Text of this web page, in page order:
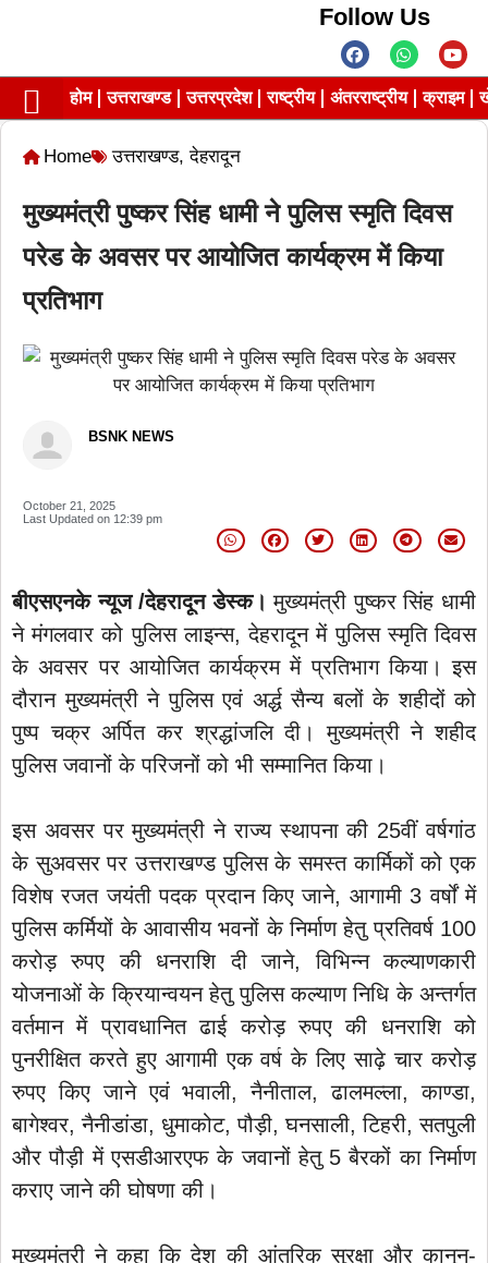
Follow Us
होम उत्तराखण्ड उत्तरप्रदेश राष्ट्रीय अंतरराष्ट्रीय क्राइम
Home उत्तराखण्ड,देहरादून
मुख्यमंत्री पुष्कर सिंह धामी ने पुलिस स्मृति दिवस
परेड के अवसर पर आयोजित कार्यक्रम में किया
प्रतिभाग
BSNK NEWS
October 21, 2025
Last Updated on 12:39 pm
बीएसएनके न्यूज /देहरादून डेस्क। मुख्यमंत्री पुष्कर सिंह धामी
ने मंगलवार को पुलिस लाइन्स, देहरादून में पुलिस स्मृति दिवस
के अवसर पर आयोजित कार्यक्रम में प्रतिभाग किया। इस
दौरान मुख्यमंत्री ने पुलिस एवं अर्द्ध सैन्य बलों के शहीदों को
पुष्प चक्र अर्पित कर श्रद्धांजलि दी। मुख्यमंत्री ने शहीद
पुलिस जवानों के परिजनों को भी सम्मानित किया।
इस अवसर पर मुख्यमंत्री ने राज्य स्थापना की 25वीं वर्षगांठ
के सुअवसर पर उत्तराखण्ड पुलिस के समस्त कार्मिकों को एक
विशेष रजत जयंती पदक प्रदान किए जाने, आगामी 3 वर्षों में
पुलिस कर्मियों के आवासीय भवनों के निर्माण हेतु प्रतिवर्ष 100
करोड़ रुपए की धनराशि दी जाने, विभिन्न कल्याणकारी
योजनाओं के क्रियान्वयन हेतु पुलिस कल्याण निधि के अन्तर्गत
वर्तमान में प्रावधानित ढाई करोड़ रुपए की धनराशि को
पुनरीक्षित करते हुए आगामी एक वर्ष के लिए साढ़े चार करोड़
रुपए किए जाने एवं भवाली, नैनीताल, ढालमल्ला, काण्डा,
बागेश्वर, नैनीडांडा, धुमाकोट, पौड़ी, घनसाली, टिहरी, सतपुली
और पौड़ी में एसडीआरएफ के जवानों हेतु 5 बैरकों का निर्माण
कराए जाने की घोषणा की।
मुख्यमंत्री ने कहा कि देश की आंतरिक सुरक्षा और कानून-